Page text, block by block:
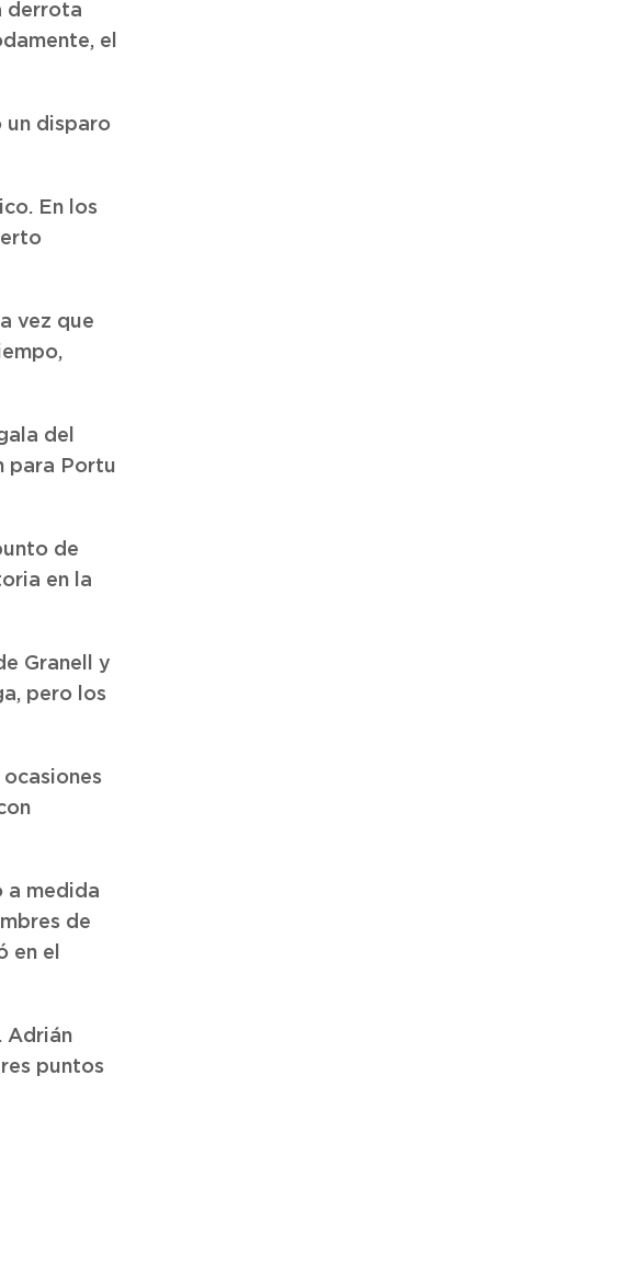
derrota
el
un disparo
En los
vez que
del
para Portu
de
en la
Granell y
pero los
a medida
de
en el
Adrián
puntos